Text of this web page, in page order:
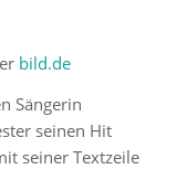
bild.de
Sängerin
seinen Hit
seiner Textzeile